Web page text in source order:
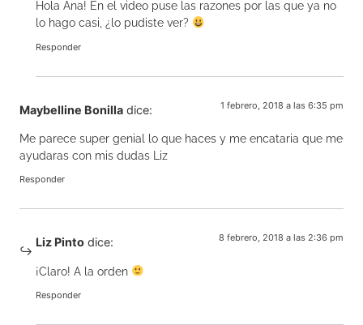
Hola Ana! En el video puse las razones por las que ya no
lo hago casi, ¿lo pudiste ver?
Responder
Maybelline Bonilla dice: 1 febrero, 2018 a las 6:35 pm
Me parece super genial lo que haces y me encataria que me
ayudaras con mis dudas Liz
Responder
Liz Pinto dice: 8 febrero, 2018 a las 2:36 pm
¡Claro! A la orden
Responder